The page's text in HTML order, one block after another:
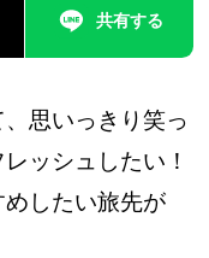
共有する
思いっきり笑っ
ッシュしたい！
したい旅先が